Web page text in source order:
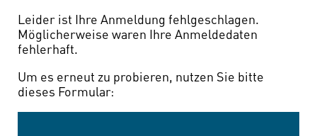
Leider ist Ihre Anmeldung fehlgeschlagen.
Möglicherweise waren Ihre Anmeldedaten
fehlerhaft.
Um es erneut zu probieren, nutzen Sie bitte
dieses Formular: